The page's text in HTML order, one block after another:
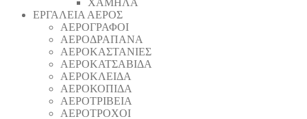
ΧΑΜΗΛΑ
ΕΡΓΑΛΕΙΑ ΑΕΡΟΣ
ΑΕΡΟΓΡΑΦΟΙ
ΑΕΡΟΔΡΑΠΑΝA
ΑΕΡΟΚΑΣΤΑΝΙΕΣ
ΑΕΡΟΚΑΤΣΑΒΙΔΑ
ΑΕΡΟΚΛΕΙΔΑ
ΑΕΡΟΚΟΠΙΔΑ
ΑΕΡΟΤΡΙΒΕΙΑ
ΑΕΡΟΤΡΟΧΟΙ